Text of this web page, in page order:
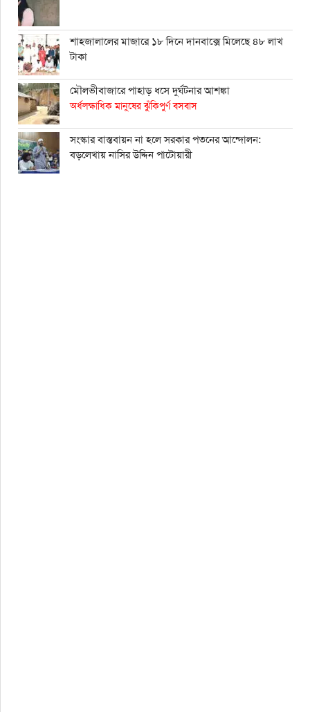
শাহ্জালালের মাজারে ১৮ দিনে দানবাক্সে মিলেছে ৪৮ লাখ
টাকা
মৌলভীবাজারে পাহাড় ধসে দুর্ঘটনার আশঙ্কা
অর্ধলক্ষাধিক মানুষের ঝুঁকিপুর্ণ বসবাস
সংস্কার বাস্তবায়ন না হলে সরকার পতনের আন্দোলন:
বড়লেখায় নাসির উদ্দিন পাটোয়ারী